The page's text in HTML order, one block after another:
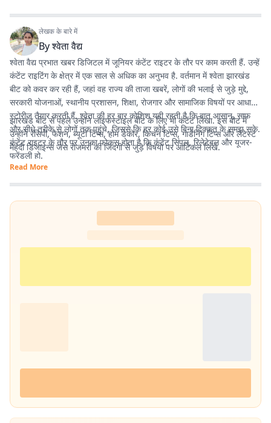
लेखक के बारे में
Byश्वेता वैद्य
श्वेता वैद्य प्रभात खबर डिजिटल में जूनियर कंटेंट राइटर के तौर पर काम करती हैं. उन्हें
कंटेंट राइटिंग के क्षेत्र में एक साल से अधिक का अनुभव है. वर्तमान में श्वेता झारखंड
बीट को कवर कर रही हैं, जहां वह राज्य की ताजा खबरें, लोगों की भलाई से जुड़े मुद्दे,
सरकारी योजनाओं, स्थानीय प्रशासन, शिक्षा, रोजगार और सामाजिक विषयों पर आधारित
स्टोरीज तैयार करती हैं. श्वेता की हर बार कोशिश यही रहती है कि बात आसान, साफ
और सीधे तरीके से लोगों तक पहुंचे, जिससे कि हर कोई उसे बिना दिक्कत के समझ सके.
कंटेंट राइटर के तौर पर उनका फोकस होता है कि कंटेंट सिंपल, रिलेटेबल और यूजर-
फ्रेंडली हो.
झारखंड बीट से पहले उन्होंने लाइफस्टाइल बीट के लिए भी कंटेंट लिखा. इस बीट में
उन्होंने रेसिपी, फैशन, ब्यूटी टिप्स, होम डेकोर, किचन टिप्स, गार्डनिंग टिप्स और लेटेस्ट
मेहंदी डिजाइन्स जैसे रोजमर्रा की जिंदगी से जुड़े विषयों पर आर्टिकल लिखे.
Read More